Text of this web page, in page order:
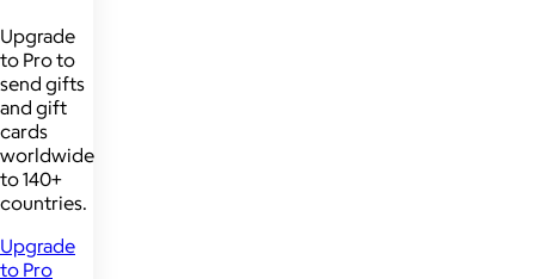
Upgrade
to Pro to
send gifts
and gift
cards
worldwide
to 140+
countries.
Upgrade
to Pro